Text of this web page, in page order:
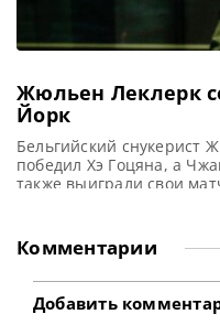
Жюльен Леклерк
Йорк
Бельгийский снукерист
победил Хэ Гоцяна, а
также выиграли свои
Чемпионата
Леклерк одержал победу
что позволило
Комментарии
Добавить